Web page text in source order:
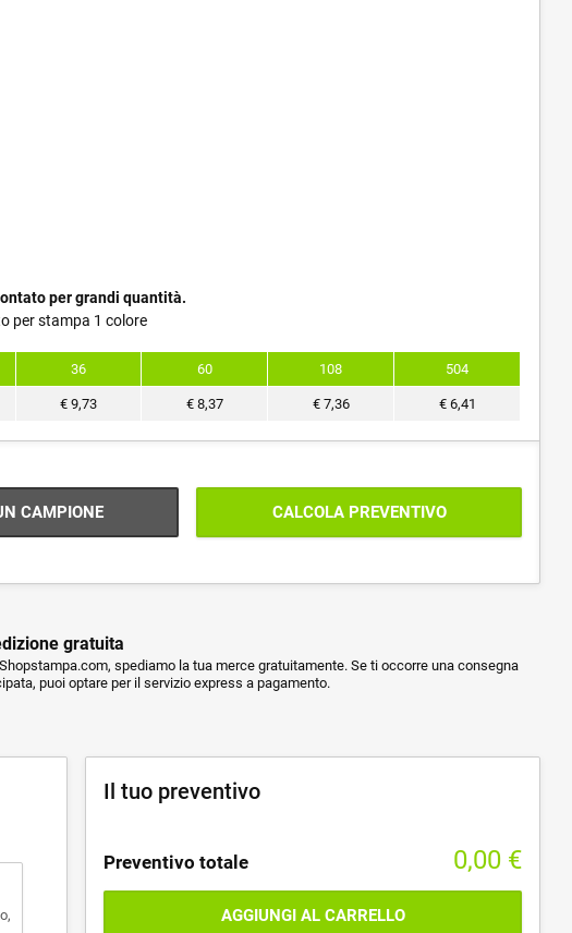
per grandi quantità.
per stampa 1 colore
36 60 108 504
€ 9,73 € 8,37 € 7,36 € 6,41
CAMPIONE CALCOLA PREVENTIVO
gratuita
spediamo la tua merce gratuitamente. Se ti occorre una consegna
puoi optare per il servizio express a pagamento.
Il tuo preventivo
Preventivo totale 0,00 €
AGGIUNGI AL CARRELLO